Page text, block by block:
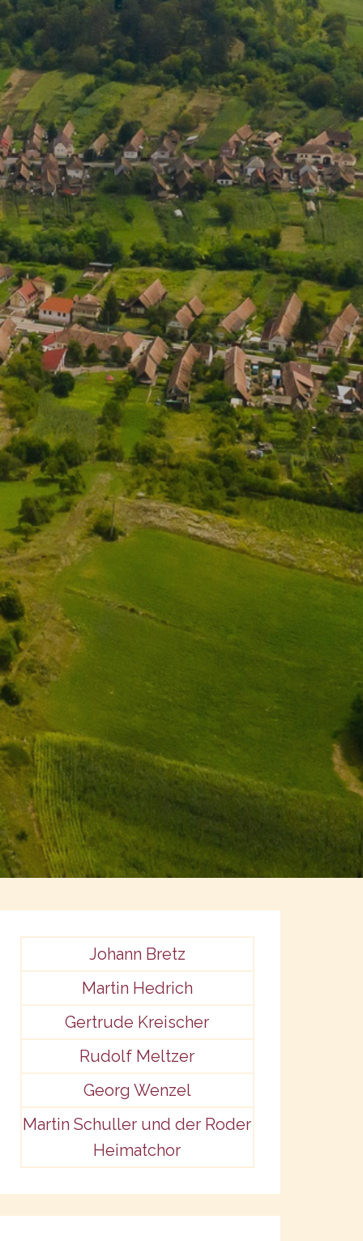
Johann Bretz
Martin Hedrich
Gertrude Kreischer
Rudolf Meltzer
Georg Wenzel
Martin Schuller und der Roder
Heimatchor